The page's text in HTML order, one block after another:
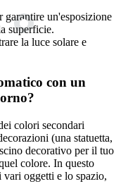
garantire un'esposizione
superficie.
la luce solare e
con un
colori secondari
(una statuetta,
decorativo per il tuo
colore. In questo
vari oggetti e lo spazio,